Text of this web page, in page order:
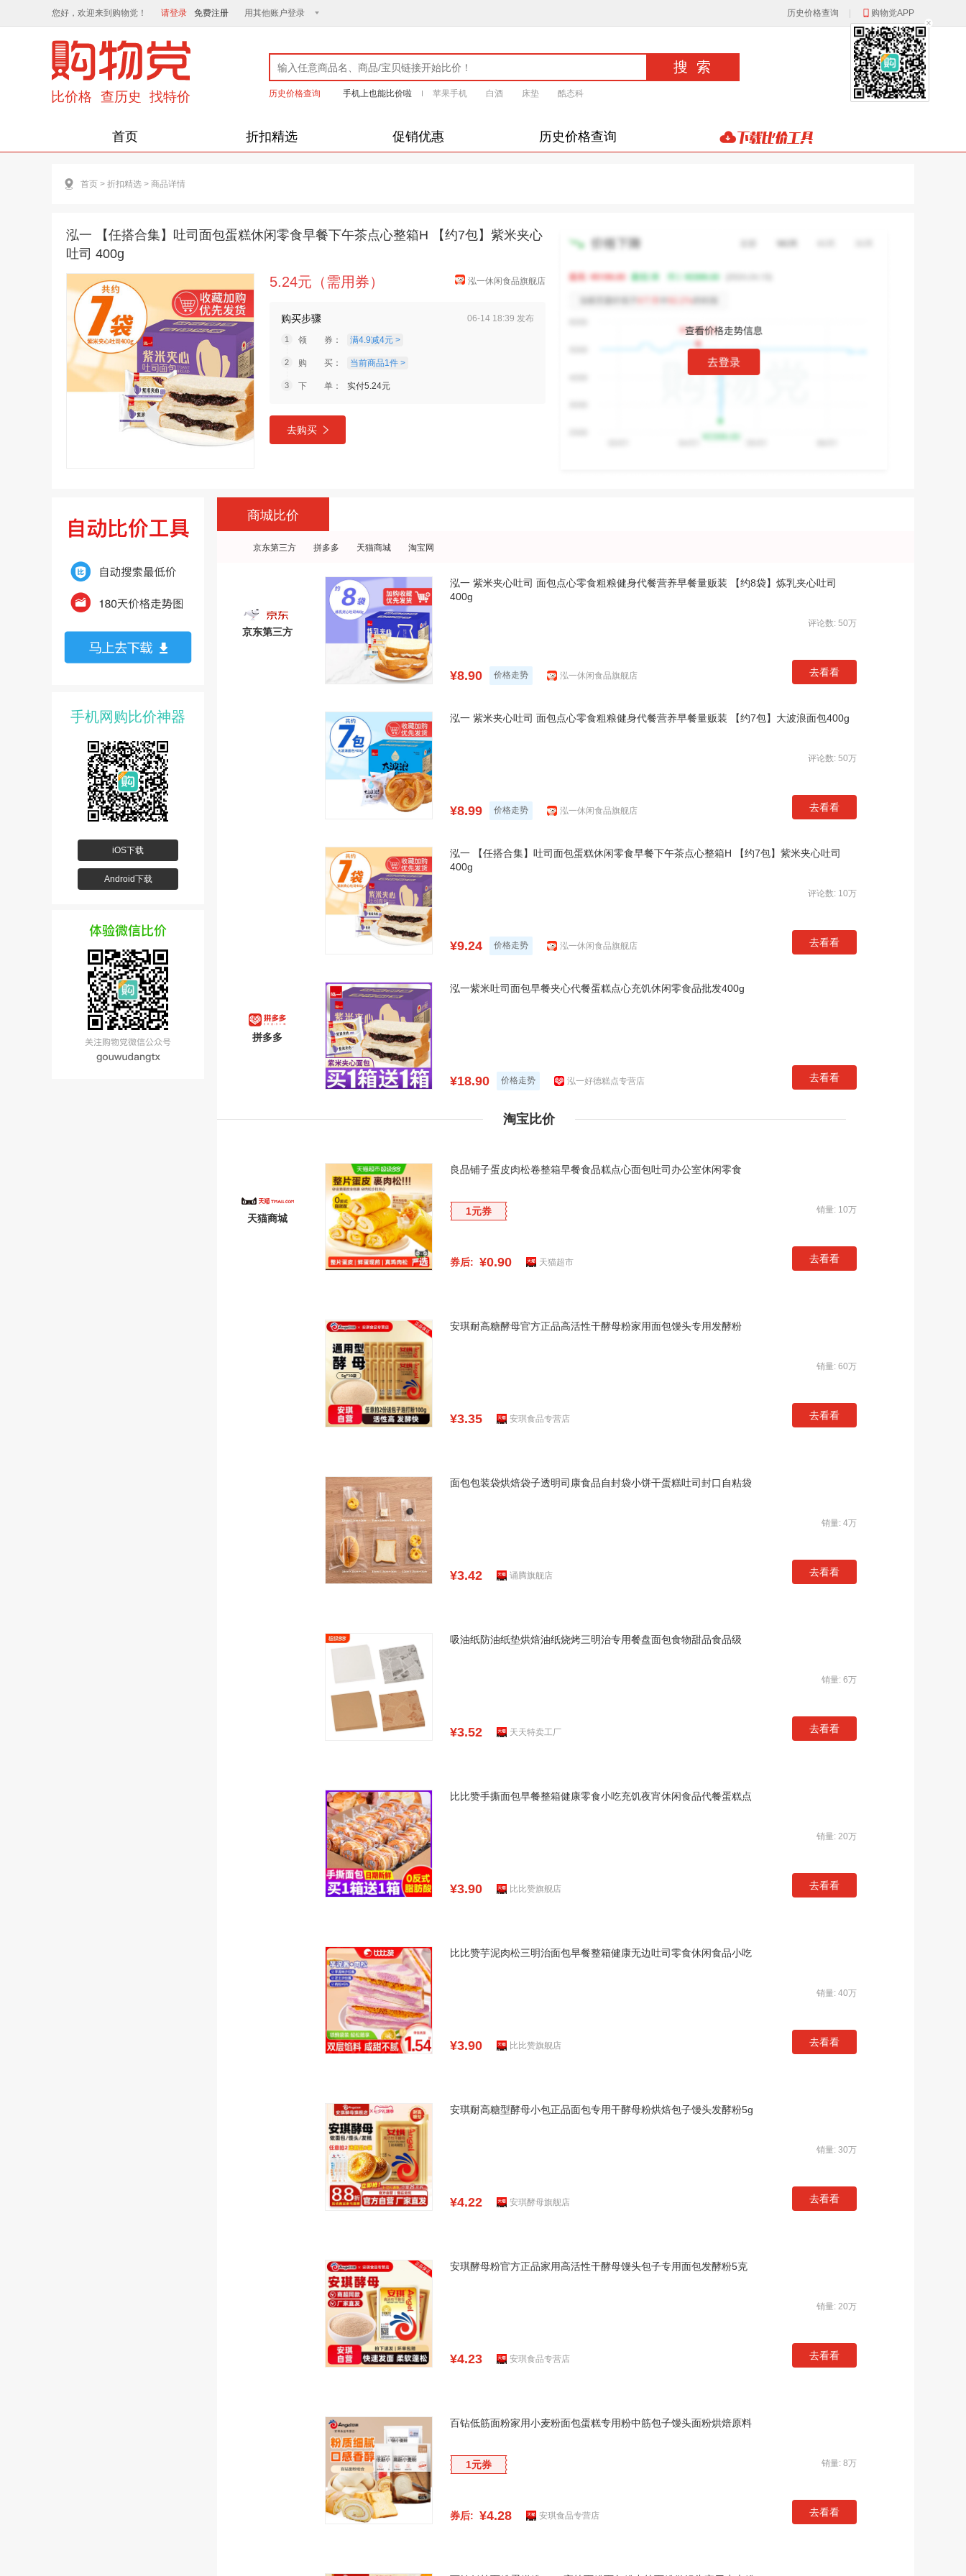
您好，欢迎来到购物党！ 请登录 免费注册 用其他账户登录 历史价格查询 购物党APP
历史价格查询 手机上也能比价啦 苹果手机 白酒 床垫 酷态科
首页 折扣精选 促销优惠 历史价格查询
首页 > 折扣精选 > 商品详情
泓一 【任搭合集】吐司面包蛋糕休闲零食早餐下午茶点心整箱H 【约7包】紫米夹心
吐司 400g
5.24元（需用券） 泓一休闲食品旗舰店
购买步骤 06-14 18:39 发布
领 券： 满4.9减4元 >
购 买： 当前商品1件 >
下 单： 实付5.24元
去购买
手机网购比价神器
iOS下载
Android下载
商城比价
京东第三方 拼多多 天猫商城 淘宝网
京东第三方
泓一 紫米夹心吐司 面包点心零食粗粮健身代餐营养早餐量贩装 【约8袋】炼乳夹心吐司
400g
评论数: 50万
¥8.90 价格走势 泓一休闲食品旗舰店 去看看
泓一 紫米夹心吐司 面包点心零食粗粮健身代餐营养早餐量贩装 【约7包】大波浪面包400g
评论数: 50万
¥8.99 价格走势 泓一休闲食品旗舰店 去看看
泓一 【任搭合集】吐司面包蛋糕休闲零食早餐下午茶点心整箱H 【约7包】紫米夹心吐司
400g
评论数: 10万
¥9.24 价格走势 泓一休闲食品旗舰店 去看看
拼多多
泓一紫米吐司面包早餐夹心代餐蛋糕点心充饥休闲零食品批发400g
¥18.90 价格走势 泓一好德糕点专营店 去看看
淘宝比价
天猫商城
良品铺子蛋皮肉松卷整箱早餐食品糕点心面包吐司办公室休闲零食
1元券 销量: 10万
券后: ¥0.90 天猫超市 去看看
安琪耐高糖酵母官方正品高活性干酵母粉家用面包馒头专用发酵粉
销量: 60万
¥3.35 安琪食品专营店 去看看
面包包装袋烘焙袋子透明司康食品自封袋小饼干蛋糕吐司封口自粘袋
销量: 4万
¥3.42 诵腾旗舰店 去看看
吸油纸防油纸垫烘焙油纸烧烤三明治专用餐盘面包食物甜品食品级
销量: 6万
¥3.52 天天特卖工厂 去看看
比比赞手撕面包早餐整箱健康零食小吃充饥夜宵休闲食品代餐蛋糕点
销量: 20万
¥3.90 比比赞旗舰店 去看看
比比赞芋泥肉松三明治面包早餐整箱健康无边吐司零食休闲食品小吃
销量: 40万
¥3.90 比比赞旗舰店 去看看
安琪耐高糖型酵母小包正品面包专用干酵母粉烘焙包子馒头发酵粉5g
销量: 30万
¥4.22 安琪酵母旗舰店 去看看
安琪酵母粉官方正品家用高活性干酵母馒头包子专用面包发酵粉5克
销量: 20万
¥4.23 安琪食品专营店 去看看
百钻低筋面粉家用小麦粉面包蛋糕专用粉中筋包子馒头面粉烘焙原料
1元券 销量: 8万
券后: ¥4.28 安琪食品专营店 去看看